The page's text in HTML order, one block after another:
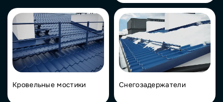
Кровельные мостики Снегозадержатели